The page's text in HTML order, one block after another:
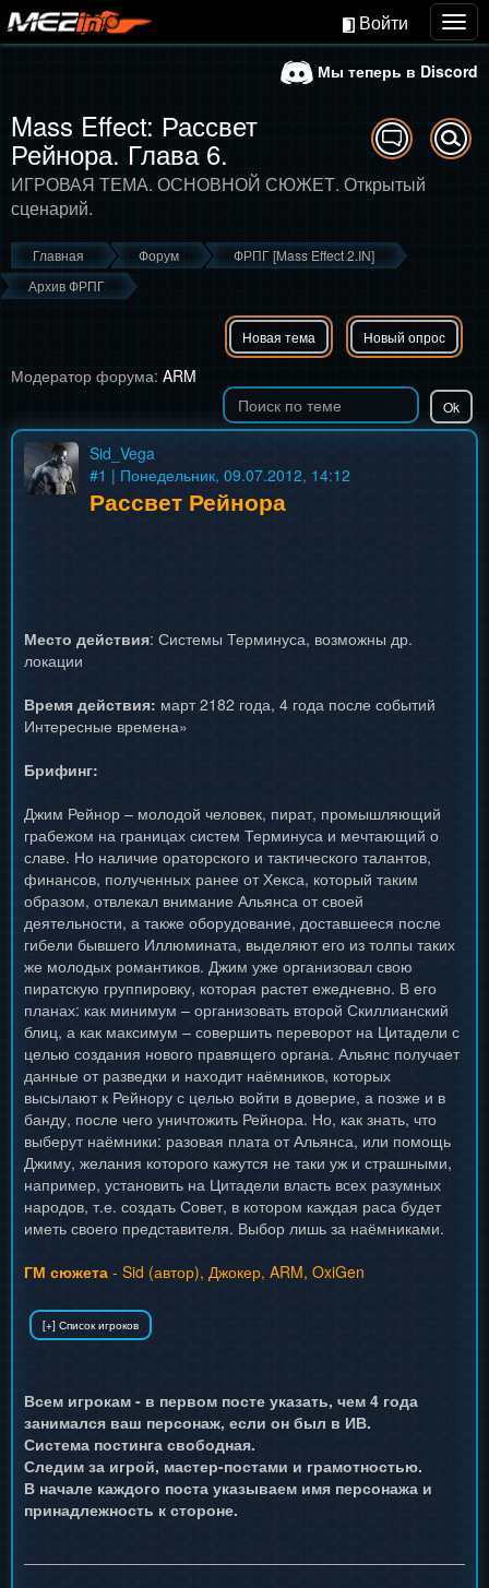
Войти
Мы теперь в Discord
Mass Effect: Рассвет
Рейнора. Глава 6.
ИГРОВАЯ ТЕМА. ОСНОВНОЙ СЮЖЕТ. Открытый
сценарий.
Главная Форум
ФРПГ [Mass Effect 2.IN]
Архив ФРПГ
Новая тема Новый опрос
Модератор форума: ARM
Sid_Vega
#1 | Понедельник, 09.07.2012, 14:12
Рассвет Рейнора
Место действия: Системы Терминуса, возможны др.
локации
Время действия: март 2182 года, 4 года после событий
Интересные времена»
Брифинг:
Джим Рейнор – молодой человек, пират, промышляющий
грабежом на границах систем Терминуса и мечтающий о
славе. Но наличие ораторского и тактического талантов,
финансов, полученных ранее от Хекса, который таким
образом, отвлекал внимание Альянса от своей
деятельности, а также оборудование, доставшееся после
гибели бывшего Иллюмината, выделяют его из толпы таких
же молодых романтиков. Джим уже организовал свою
пиратскую группировку, которая растет ежедневно. В его
планах: как минимум – организовать второй Скиллианский
блиц, а как максимум – совершить переворот на Цитадели с
целью создания нового правящего органа. Альянс получает
данные от разведки и находит наёмников, которых
высылают к Рейнору с целью войти в доверие, а позже и в
банду, после чего уничтожить Рейнора. Но, как знать, что
выберут наёмники: разовая плата от Альянса, или помощь
Джиму, желания которого кажутся не таки уж и страшными,
например, установить на Цитадели власть всех разумных
народов, т.е. создать Совет, в котором каждая раса будет
иметь своего представителя. Выбор лишь за наёмниками.
ГМ сюжета - Sid (автор), Джокер, ARM, OxiGen
Всем игрокам - в первом посте указать, чем 4 года
занимался ваш персонаж, если он был в ИВ.
Система постинга свободная.
Следим за игрой, мастер-постами и грамотностью.
В начале каждого поста указываем имя персонажа и
принадлежность к стороне.